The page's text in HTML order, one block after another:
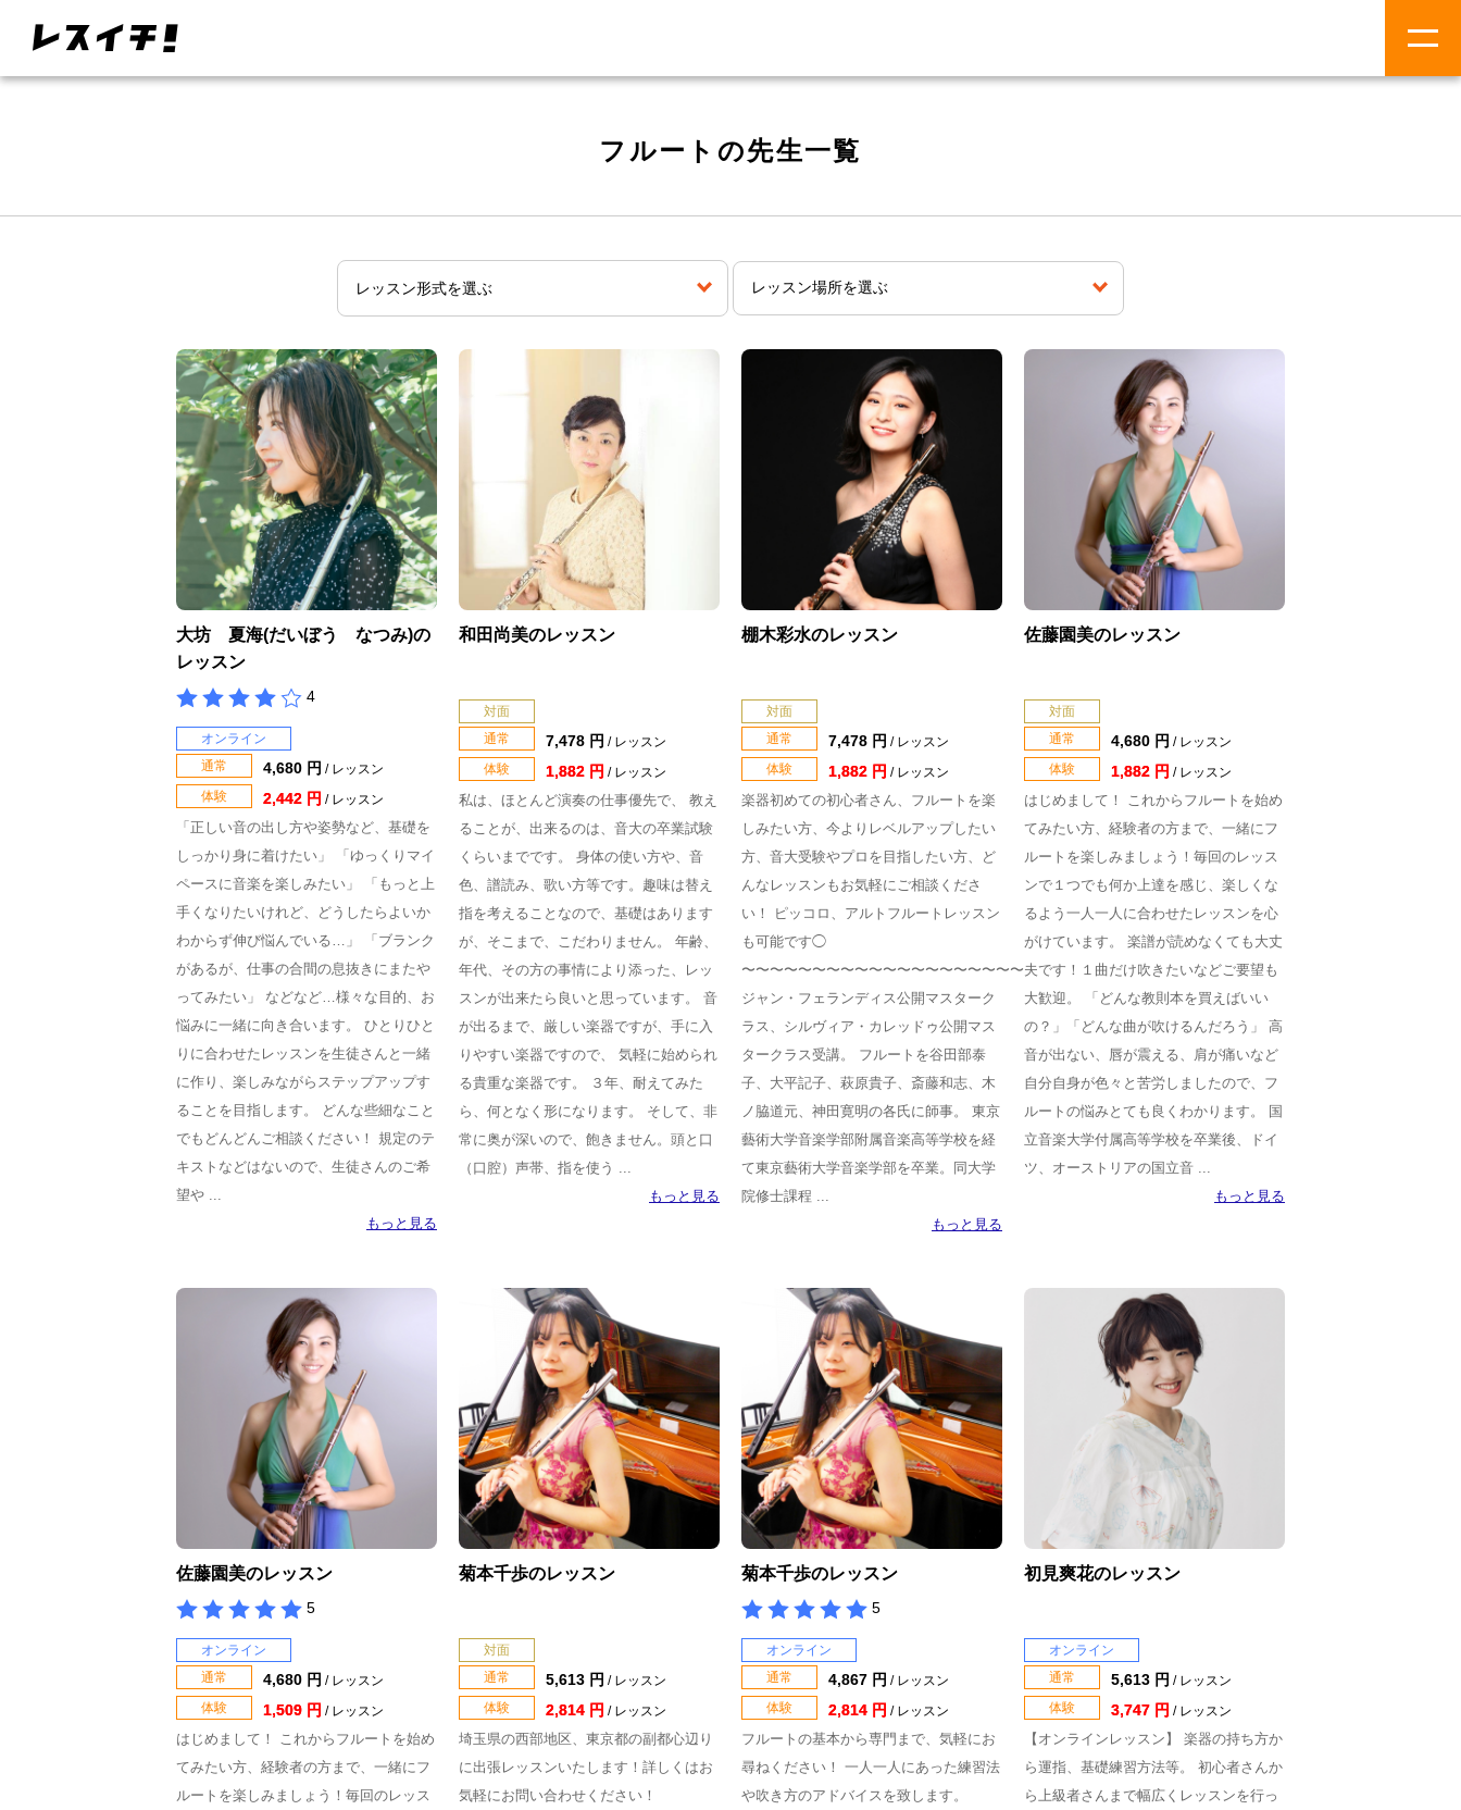
フルートの先生一覧
大坊 夏海(だいぼう なつみ)の
レッスン
4
オンライン
通常
4,680 円 / レッスン
体験
2,442 円 / レッスン
「正しい音の出し方や姿勢など、基礎を
しっかり身に着けたい」 「ゆっくりマイ
ペースに音楽を楽しみたい」 「もっと上
手くなりたいけれど、どうしたらよいか
わからず伸び悩んでいる…」 「ブランク
があるが、仕事の合間の息抜きにまたや
ってみたい」 などなど…様々な目的、お
悩みに一緒に向き合います。 ひとりひと
りに合わせたレッスンを生徒さんと一緒
に作り、楽しみながらステップアップす
ることを目指します。 どんな些細なこと
でもどんどんご相談ください！ 規定のテ
キストなどはないので、生徒さんのご希
望や ...
もっと見る
和田尚美のレッスン
対面
通常
7,478 円 / レッスン
体験
1,882 円 / レッスン
私は、ほとんど演奏の仕事優先で、 教え
ることが、出来るのは、音大の卒業試験
くらいまでです。 身体の使い方や、音
色、譜読み、歌い方等です。趣味は替え
指を考えることなので、基礎はあります
が、そこまで、こだわりません。 年齢、
年代、その方の事情により添った、レッ
スンが出来たら良いと思っています。 音
が出るまで、厳しい楽器ですが、手に入
りやすい楽器ですので、 気軽に始められ
る貴重な楽器です。 ３年、耐えてみた
ら、何となく形になります。 そして、非
常に奥が深いので、飽きません。頭と口
（口腔）声帯、指を使う ...
もっと見る
棚木彩水のレッスン
対面
通常
7,478 円 / レッスン
体験
1,882 円 / レッスン
楽器初めての初心者さん、フルートを楽
しみたい方、今よりレベルアップしたい
方、音大受験やプロを目指したい方、ど
んなレッスンもお気軽にご相談くださ
い！ ピッコロ、アルトフルートレッスン
も可能です◯
〜〜〜〜〜〜〜〜〜〜〜〜〜〜〜〜〜〜〜〜
ジャン・フェランディス公開マスターク
ラス、シルヴィア・カレッドゥ公開マス
タークラス受講。 フルートを谷田部泰
子、大平記子、萩原貴子、斎藤和志、木
ノ脇道元、神田寛明の各氏に師事。 東京
藝術大学音楽学部附属音楽高等学校を経
て東京藝術大学音楽学部を卒業。同大学
院修士課程 ...
もっと見る
佐藤園美のレッスン
対面
通常
4,680 円 / レッスン
体験
1,882 円 / レッスン
はじめまして！ これからフルートを始め
てみたい方、経験者の方まで、一緒にフ
ルートを楽しみましょう！毎回のレッス
ンで１つでも何か上達を感じ、楽しくな
るよう一人一人に合わせたレッスンを心
がけています。 楽譜が読めなくても大丈
夫です！１曲だけ吹きたいなどご要望も
大歓迎。 「どんな教則本を買えばいい
の？」「どんな曲が吹けるんだろう」 高
音が出ない、唇が震える、肩が痛いなど
自分自身が色々と苦労しましたので、フ
ルートの悩みとても良くわかります。 国
立音楽大学付属高等学校を卒業後、ドイ
ツ、オーストリアの国立音 ...
もっと見る
佐藤園美のレッスン
5
オンライン
通常
4,680 円 / レッスン
体験
1,509 円 / レッスン
はじめまして！ これからフルートを始め
てみたい方、経験者の方まで、一緒にフ
ルートを楽しみましょう！毎回のレッス
菊本千歩のレッスン
対面
通常
5,613 円 / レッスン
体験
2,814 円 / レッスン
埼玉県の西部地区、東京都の副都心辺り
に出張レッスンいたします！詳しくはお
気軽にお問い合わせください！
菊本千歩のレッスン
5
オンライン
通常
4,867 円 / レッスン
体験
2,814 円 / レッスン
フルートの基本から専門まで、気軽にお
尋ねください！ 一人一人にあった練習法
や吹き方のアドバイスを致します。
初見爽花のレッスン
オンライン
通常
5,613 円 / レッスン
体験
3,747 円 / レッスン
【オンラインレッスン】 楽器の持ち方か
ら運指、基礎練習方法等。 初心者さんか
ら上級者さんまで幅広くレッスンを行っ